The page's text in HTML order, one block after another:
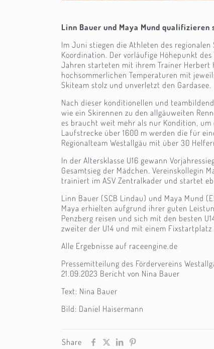
Linn Bauer und Maya Mund qualifizieren
Im Juni stiegen die Athleten des
Koordination. Der vorläufige Höhepunkt
Jahren starteten mit ihrem Trainer Herbert
hochsommerlichen Temperaturen mit
Skiteam stolz und unverletzt den Gardasee.
Nach dieser konditionellen und
wie ein Skirennen zu den allgäuweiten
es braucht weit mehr als nur Kondition,
Laufstrecke über 1600 m werden die für
Regionalteam Westallgäu mit über 30
In der Altersklasse U16 gewann
Gesamtsieg der Mädchen. Vereinskollegin
trainiert im ASV Zentralkader und startet
Linn Bauer (SCB Lindau) und Maya Mund
Maya erhielten aufgrund ihrer guten
Penzberg reisen und sich mit den besten
zweiter der U14 und mit einem
Alle Ergebnisse auf raceengine.de
Pressemitteilung des Fördervereins
21.09.2023 Bericht von Nina Bauer
Text: Nina Bauer
Bild: Daniel Haisermann
Share